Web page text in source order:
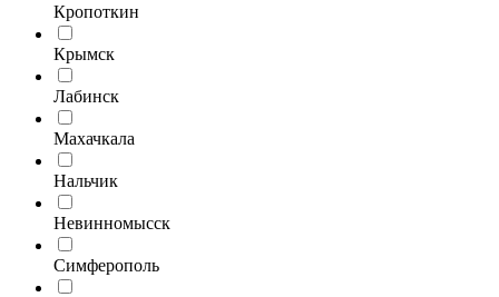
Кропоткин
Крымск
Лабинск
Махачкала
Нальчик
Невинномысск
Симферополь